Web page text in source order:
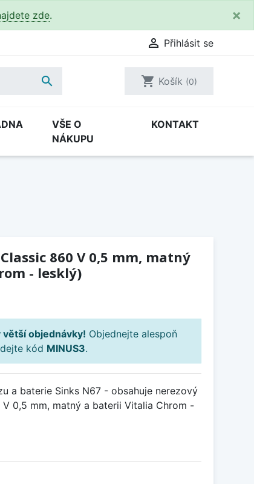
zde. ×
 Přihlásit se
 shopping_cart Košík (0)
VŠE O
NÁKUPU
KONTAKT
860 V 0,5 mm, matný
- lesklý)
větší objednávky! Objednejte alespoň
kód MINUS3.
a baterie Sinks N67 - obsahuje nerezový
0,5 mm, matný a baterii Vitalia Chrom -